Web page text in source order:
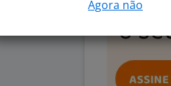
Agora não